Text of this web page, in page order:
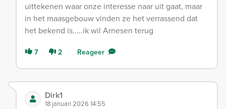
uittekenen waar onze interesse naar uit gaat, maar
in het maasgebouw vinden ze het verrassend dat
het bekend is.....ik wil Arnesen terug
7 2 Reageer
Dirk1
18 januari 2026 14:55